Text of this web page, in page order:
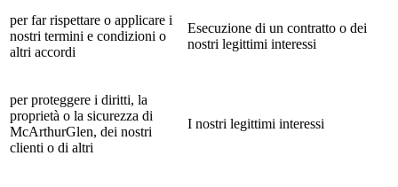
per far rispettare o applicare i
nostri termini e condizioni o
altri accordi
Esecuzione di un contratto o dei
nostri legittimi interessi
per proteggere i diritti, la
proprietà o la sicurezza di
McArthurGlen, dei nostri
clienti o di altri
I nostri legittimi interessi